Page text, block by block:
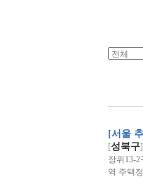
[서울
[성북구]
장위13-
역 주택